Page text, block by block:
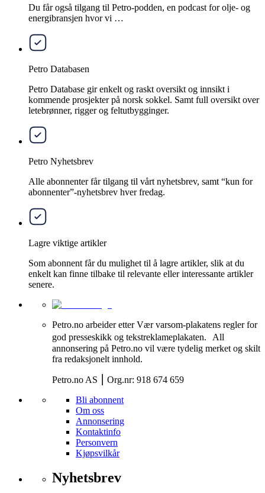
Du får også tilgang til Petro-podden, en podcast for olje- og
energibransjen hvor vi …
Petro Databasen
Petro Database gir enkelt og raskt oversikt og innsikt i
kommende prosjekter på norsk sokkel. Samt full oversikt over
letebrønner, rigger og feltutbygginger.
Petro Nyhetsbrev
Alle abonnenter får tilgang til vårt nyhetsbrev, samt “kun for
abonnenter”-nyhetsbrev hver fredag.
Lagre viktige artikler
Som abonnent får du mulighet til å lagre artikler, slik at du
enkelt kan finne tilbake til relevante eller interessante artikler
senere.
Petro.no arbeider etter Vær varsom-plakatens regler for
god presseskikk og tekstreklameplakaten. All
annonsering på Petro.no vil være tydelig merket og skilt
fra redaksjonelt innhold.
Petro.no AS ⎮ Org.nr: 918 674 659
Bli abonnent
Om oss
Annonsering
Kontaktinfo
Personvern
Kjøpsvilkår
Nyhetsbrev